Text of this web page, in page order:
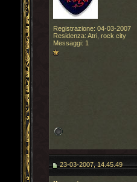
Registrazione: 04-03-2007
Residenza: Atri, rock city
Messaggi: 1
23-03-2007, 14.45.49